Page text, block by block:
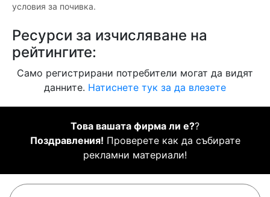
условия за почивка.
Ресурси за изчисляване на
рейтингите:
Само регистрирани потребители могат да видят
данните. Натиснете тук за да влезете
Това вашата фирма ли е??
Поздравления! Проверете как да събирате
рекламни материали!